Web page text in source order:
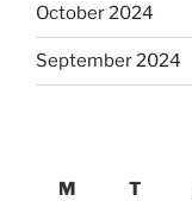
October 2024
September 2024
M
T